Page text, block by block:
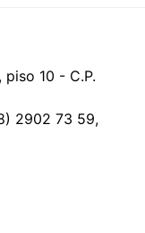
10 - C.P.
2902 73 59,